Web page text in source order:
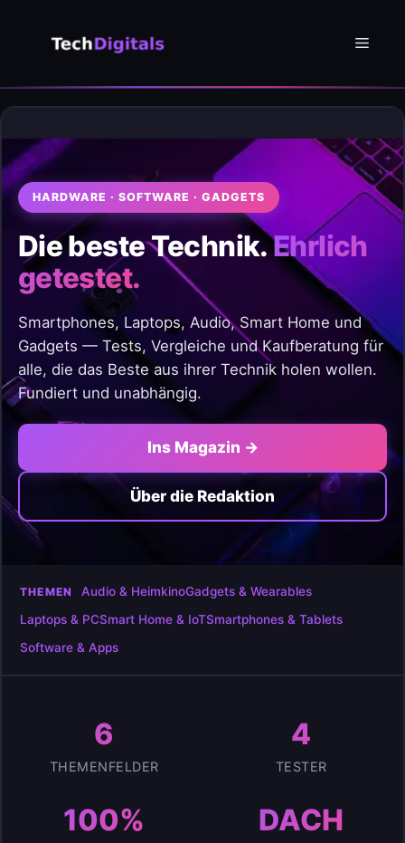
Menü
HARDWARE · SOFTWARE · GADGETS
Die beste Technik.Ehrlich
getestet.
Smartphones, Laptops, Audio, Smart Home und
Gadgets — Tests, Vergleiche und Kaufberatung für
alle, die das Beste aus ihrer Technik holen wollen.
Fundiert und unabhängig.
Ins Magazin →
Über die Redaktion
THEMEN Audio & HeimkinoGadgets & Wearables
Laptops & PCSmart Home & IoTSmartphones & Tablets
Software & Apps
6
THEMENFELDER
4
TESTER
100% DACH